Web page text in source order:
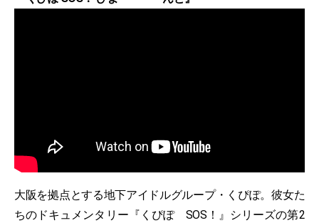
大阪を拠点とする地下アイドルグループ・くぴぽ。彼女た
ちのドキュメンタリー『くぴぽ SOS！』シリーズの第2